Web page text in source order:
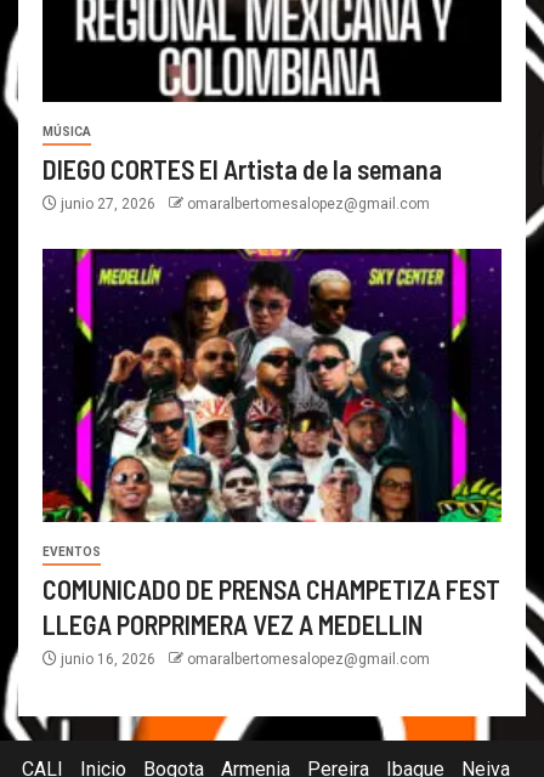
MÚSICA
DIEGO CORTES El Artista de la semana
junio 27, 2026 omaralbertomesalopez@gmail.com
EVENTOS
COMUNICADO DE PRENSA CHAMPETIZA FEST
LLEGA PORPRIMERA VEZ A MEDELLIN
junio 16, 2026 omaralbertomesalopez@gmail.com
CALI Inicio Bogota Armenia Pereira Ibague Neiva